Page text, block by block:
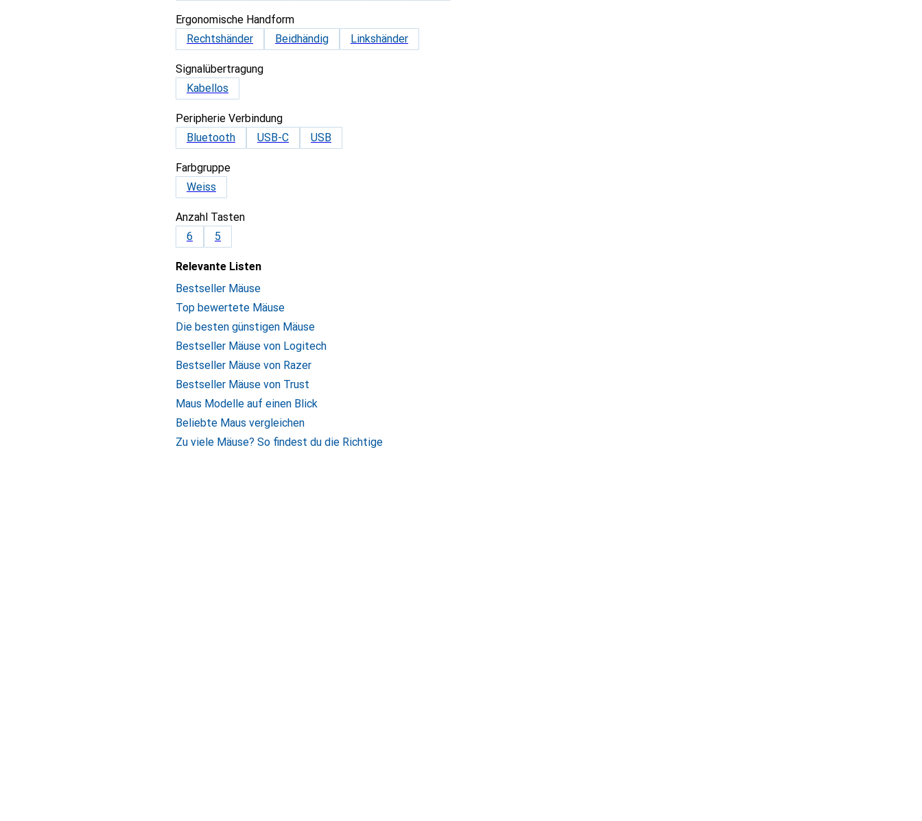
Ergonomische Handform
Rechtshänder
Beidhändig Linkshänder
Signalübertragung
Kabellos
Peripherie Verbindung
Bluetooth
USB-C USB
Farbgruppe
Weiss
Anzahl Tasten
6
5
Relevante Listen
Bestseller Mäuse
Top bewertete Mäuse
Die besten günstigen Mäuse
Bestseller Mäuse von Logitech
Bestseller Mäuse von Razer
Bestseller Mäuse von Trust
Maus Modelle auf einen Blick
Beliebte Maus vergleichen
Zu viele Mäuse? So findest du die Richtige